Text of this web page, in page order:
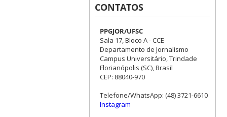
CONTATOS
PPGJOR/UFSC
Sala 17, Bloco A - CCE
Departamento de Jornalismo
Campus Universitário, Trindade
Florianópolis (SC), Brasil
CEP: 88040-970
Telefone/WhatsApp: (48) 3721-6610
Instagram